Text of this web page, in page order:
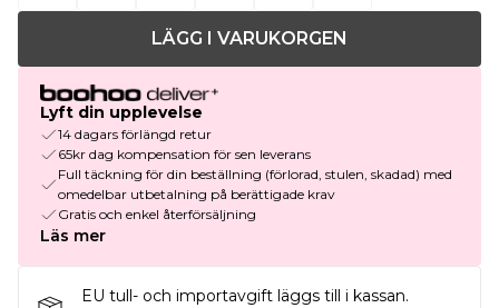
LÄGG I VARUKORGEN
Lyft din upplevelse
14 dagars förlängd retur
65kr dag kompensation för sen leverans
Full täckning för din beställning (förlorad, stulen, skadad) med
omedelbar utbetalning på berättigade krav
Gratis och enkel återförsäljning
Läs mer
EU tull- och importavgift läggs till i kassan.